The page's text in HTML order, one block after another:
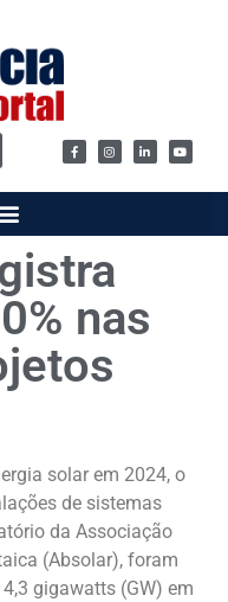
nas
solar em 2024, o
de sistemas
da Associação
(Absolar), foram
gigawatts (GW) em